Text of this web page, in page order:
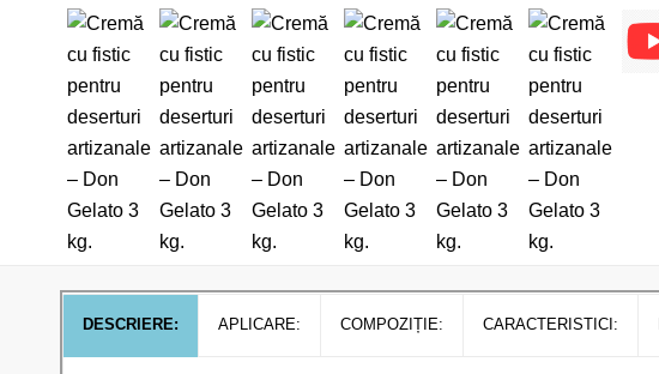
DESCRIERE: APLICARE: COMPOZIȚIE: CARACTERISTICI: